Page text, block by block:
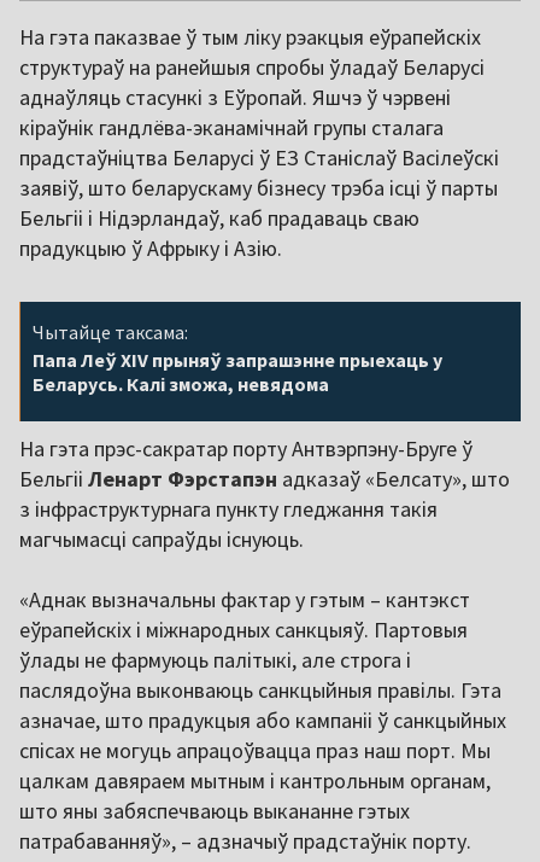
На гэта паказвае ў тым ліку рэакцыя еўрапейскіх
структураў на ранейшыя спробы ўладаў Беларусі
аднаўляць стасункі з Еўропай. Яшчэ ў чэрвені
кіраўнік гандлёва-эканамічнай групы сталага
прадстаўніцтва Беларусі ў ЕЗ Станіслаў Васілеўскі
заявіў, што беларускаму бізнесу трэба ісці ў парты
Бельгіі і Нідэрландаў, каб прадаваць сваю
прадукцыю ў Афрыку і Азію.
Чытайце таксама:
Папа Леў XIV прыняў запрашэнне прыехаць у
Беларусь. Калі зможа, невядома
На гэта прэс-сакратар порту Антвэрпэну-Бруге ў
Бельгіі Ленарт Фэрстапэн адказаў «Белсату», што
з інфраструктурнага пункту гледжання такія
магчымасці сапраўды існуюць.
«Аднак вызначальны фактар у гэтым – кантэкст
еўрапейскіх і міжнародных санкцыяў. Партовыя
ўлады не фармуюць палітыкі, але строга і
паслядоўна выконваюць санкцыйныя правілы. Гэта
азначае, што прадукцыя або кампаніі ў санкцыйных
спісах не могуць апрацоўвацца праз наш порт. Мы
цалкам давяраем мытным і кантрольным органам,
што яны забяспечваюць выкананне гэтых
патрабаванняў», – адзначыў прадстаўнік порту.